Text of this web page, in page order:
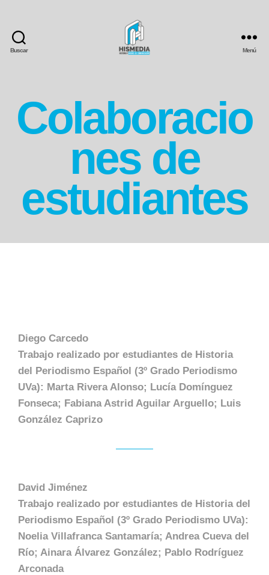
Buscar Menú
Colaboracio
nes de
estudiantes
Diego Carcedo
Trabajo realizado por estudiantes de Historia
del Periodismo Español (3º Grado Periodismo
UVa): Marta Rivera Alonso; Lucía Domínguez
Fonseca; Fabiana Astrid Aguilar Arguello; Luis
González Caprizo
David Jiménez
Trabajo realizado por estudiantes de Historia del
Periodismo Español (3º Grado Periodismo UVa):
Noelia Villafranca Santamaría; Andrea Cueva del
Río; Ainara Álvarez González; Pablo Rodríguez
Arconada